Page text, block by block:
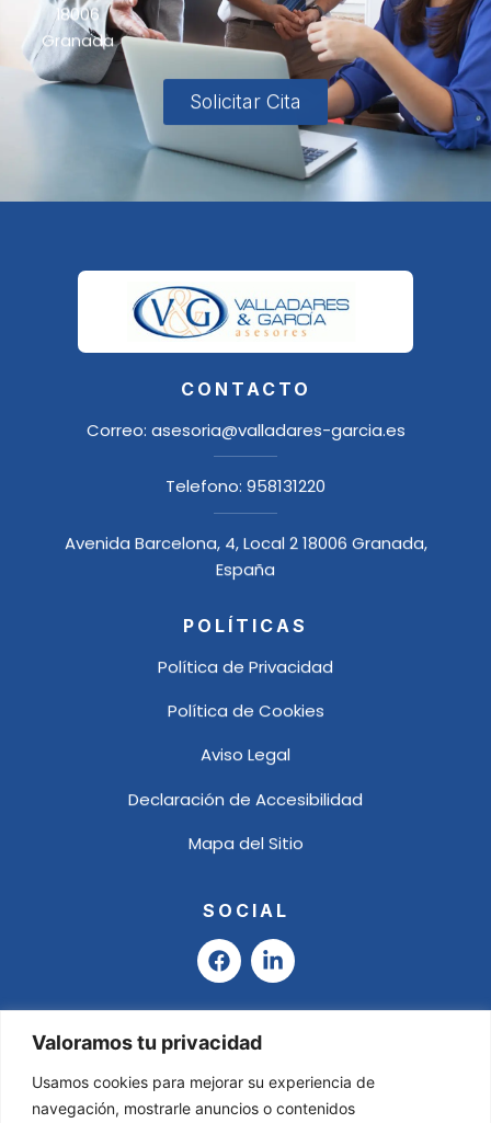
Valoramos tu privacidad
Usamos cookies para mejorar su experiencia de
navegación, mostrarle anuncios o contenidos
18006
Granada
Solicitar Cita
CONTACTO
Correo: asesoria@valladares-garcia.es
Telefono: 958131220
Avenida Barcelona, 4, Local 2 18006 Granada,
España
POLÍTICAS
Política de Privacidad
Política de Cookies
Aviso Legal
Declaración de Accesibilidad
Mapa del Sitio
SOCIAL
F
a
e
b
o
o
k
L
i
k
i
n